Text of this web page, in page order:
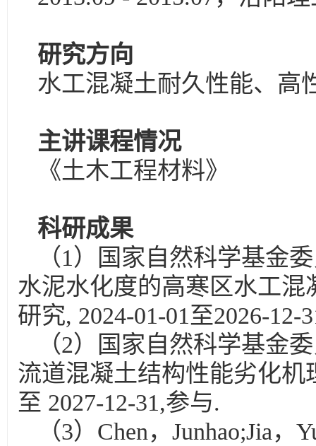
研究方向
水工混凝土耐久性能、高
主讲课程情况
《土木工程材料》
科研成果
（1）国家自然科学基金
水泥水化度的高寒区水工
研究, 2024-01-01至2026-12-
（2）国家自然科学基金
流道混凝土结构性能劣化机
至 2027-12-31,参与.
（3）Chen，Junhao;Jia，